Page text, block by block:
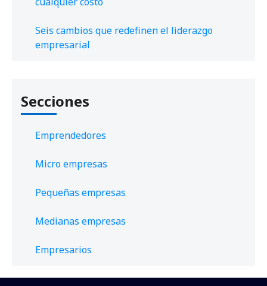
Seis cambios que redefinen el liderazgo
empresarial
Secciones
Emprendedores
Micro empresas
Pequeñas empresas
Medianas empresas
Empresarios